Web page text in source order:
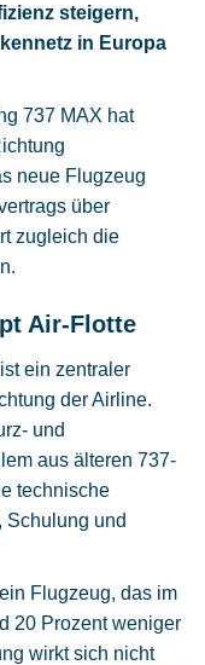
steigern,
in Europa
737 MAX hat
neue Flugzeug
über
zugleich die
Air-Flotte
ein zentraler
der Airline.
und
aus älteren 737-
technische
Schulung und
Flugzeug, das im
20 Prozent weniger
wirkt sich nicht